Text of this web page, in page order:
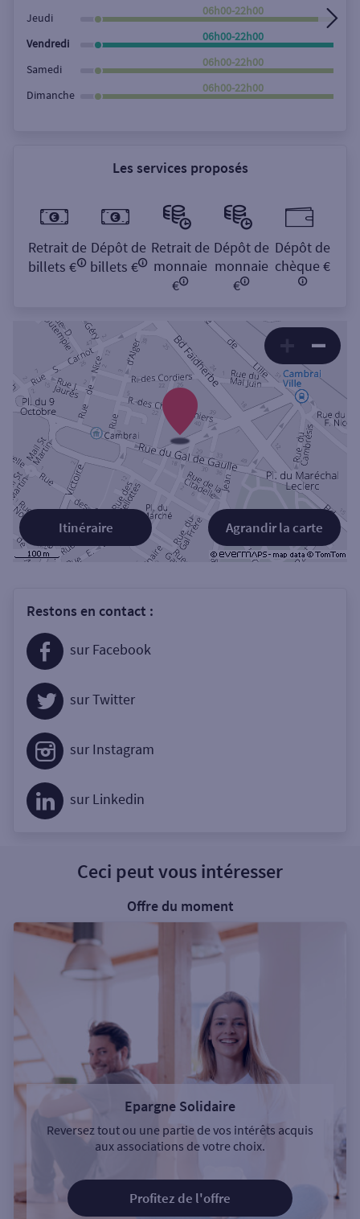
Jeudi
06h00-22h00
Vendredi
06h00-22h00
Samedi
06h00-22h00
Dimanche
06h00-22h00
Les services proposés
Retrait de
billets €
Dépôt de
billets €
Retrait de
monnaie
€
Dépôt de
monnaie
€
Dépôt de
chèque €
Agrandir la carte
Itinéraire
Restons en contact :
sur Facebook
sur Twitter
sur Instagram
sur Linkedin
Ceci peut vous intéresser
Offre du moment
Epargne Solidaire
Reversez tout ou une partie de vos intérêts acquis
aux associations de votre choix.
Profitez de l'offre